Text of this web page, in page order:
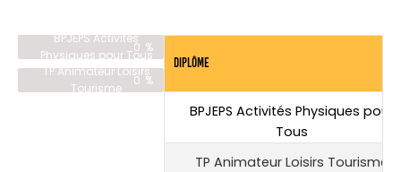
BPJEPS Activités
Physiques pour Tous
0 %
TP Animateur Loisirs
Tourisme
0 %
Diplôme
BPJEPS Activités Physiques pour
Tous
TP Animateur Loisirs Tourisme